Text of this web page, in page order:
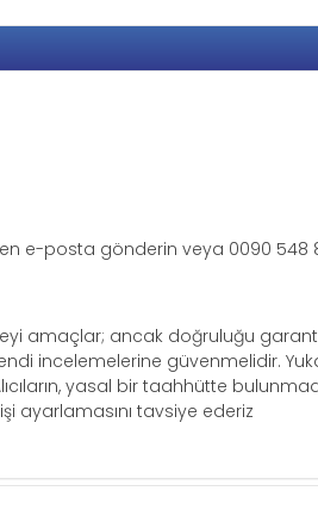
e-posta gönderin veya 0090 548
amaçlar; ancak doğruluğu
incelemelerine güvenmelidir.
yasal bir taahhütte
ayarlamasını tavsiye ederiz